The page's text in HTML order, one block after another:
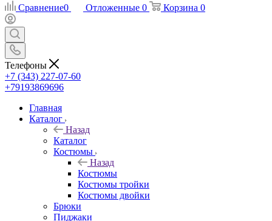
Сравнение0 Отложенные 0 Корзина 0
Телефоны
+7 (343) 227-07-60
+79193869696
Главная
Каталог
Назад
Каталог
Костюмы
Назад
Костюмы
Костюмы тройки
Костюмы двойки
Брюки
Пиджаки